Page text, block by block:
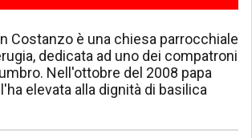
Costanzo è una chiesa parrocchiale
dedicata ad uno dei compatroni
Nell'ottobre del 2008 papa
elevata alla dignità di basilica